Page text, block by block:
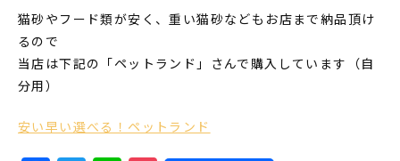
猫砂やフード類が安く、重い猫砂などもお店まで納品頂け
るので
当店は下記の「ペットランド」さんで購入しています（自
分用）
安い早い選べる！ペットランド